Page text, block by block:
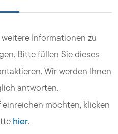
Informationen zu
Bitte füllen Sie dieses
Wir werden Ihnen
antworten.
möchten, klicken
hier.